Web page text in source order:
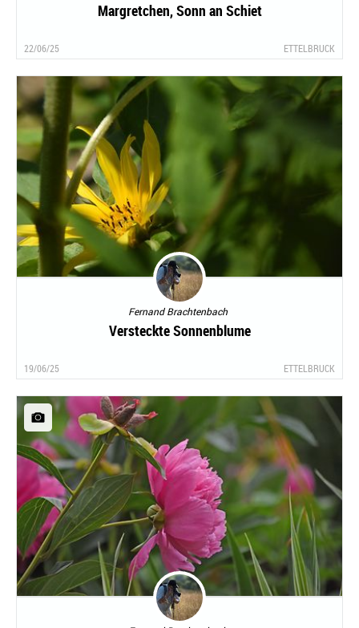
Margretchen, Sonn an Schiet
22/06/25 ETTELBRUCK
Fernand Brachtenbach
Versteckte Sonnenblume
19/06/25 ETTELBRUCK